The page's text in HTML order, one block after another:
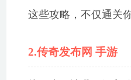
这些攻略，不仅通关
2.传奇发布网 手游